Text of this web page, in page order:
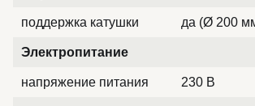
поддержка катушки да (Ø 200
Электропитание
напряжение питания 230 В